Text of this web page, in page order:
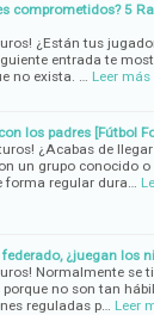
comprometidos? 5
¿Están tus
entrada te
no exista. … Leer más
los padres [Fútbol
¿Acabas de
un grupo conocido
forma regular dura…
¿juegan los
Normalmente se
porque no son tan
reguladas p… Leer